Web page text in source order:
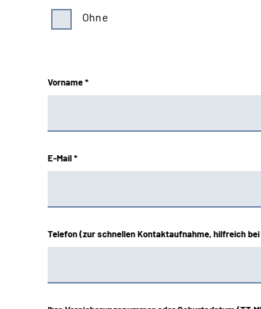
Ohne
Vorname *
E-Mail *
Telefon (zur schnellen Kontaktaufnahme, hilfreich